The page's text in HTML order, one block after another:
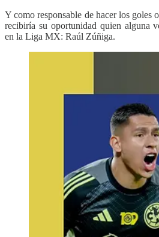
Y como responsable de hacer los goles
recibiría su oportunidad quien alguna
en la Liga MX: Raúl Zúñiga.